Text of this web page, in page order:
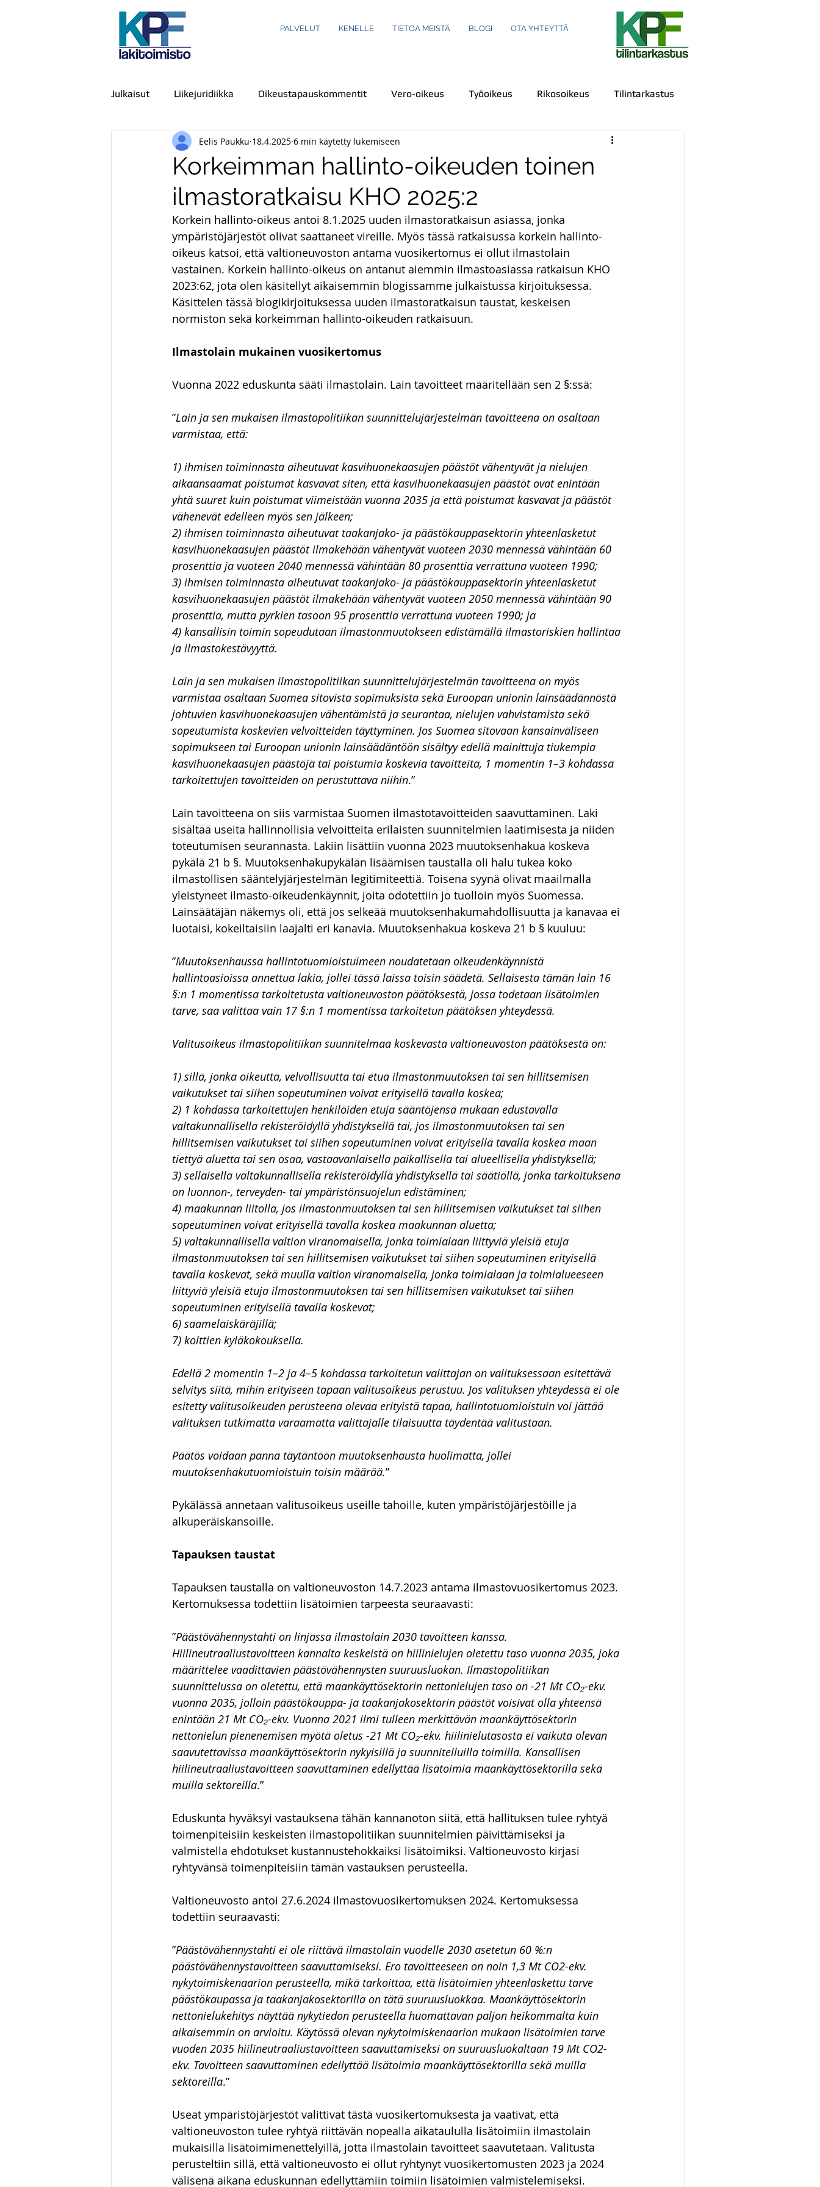
PALVELUT KENELLE TIETOA MEISTÄ BLOGI OTA YHTEYTTÄ
Julkaisut Liikejuridiikka Oikeustapauskommentit Vero-oikeus Työoikeus Rikosoikeus Tilintarkastus
Julkiset hankinnat IT-oikeus Turva-ala Ympäristöoikeus
Kamppailu, väkivalta ja voimakeinot Perheoikeus Teemakirjoituksia
Viestintä Urheiluoikeus Rikoslaki Kuluttajaoikeus Uutiset Uutiskatsaus IPR
Luonnonvaraoikeus Hallinto-oikeus Talousoikeus vakuustakavarikko Asunnot ja kiinteistöt
Korkeimman hallinto-oikeuden toinen
ilmastoratkaisu KHO 2025:2
Eelis Paukku 18.4.2025 6 min käytetty lukemiseen
Korkein hallinto-oikeus antoi 8.1.2025 uuden ilmastoratkaisun asiassa, jonka
ympäristöjärjestöt olivat saattaneet vireille. Myös tässä ratkaisussa korkein hallinto-
oikeus katsoi, että valtioneuvoston antama vuosikertomus ei ollut ilmastolain
vastainen. Korkein hallinto-oikeus on antanut aiemmin ilmastoasiassa ratkaisun KHO
2023:62, jota olen käsitellyt aikaisemmin blogissamme julkaistussa kirjoituksessa.
Käsittelen tässä blogikirjoituksessa uuden ilmastoratkaisun taustat, keskeisen
normiston sekä korkeimman hallinto-oikeuden ratkaisuun.
Ilmastolain mukainen vuosikertomus
Vuonna 2022 eduskunta sääti ilmastolain. Lain tavoitteet määritellään sen 2 §:ssä:
”Lain ja sen mukaisen ilmastopolitiikan suunnittelujärjestelmän tavoitteena on osaltaan
varmistaa, että:
1) ihmisen toiminnasta aiheutuvat kasvihuonekaasujen päästöt vähentyvät ja nielujen
aikaansaamat poistumat kasvavat siten, että kasvihuonekaasujen päästöt ovat enintään
yhtä suuret kuin poistumat viimeistään vuonna 2035 ja että poistumat kasvavat ja päästöt
vähenevät edelleen myös sen jälkeen;
2) ihmisen toiminnasta aiheutuvat taakanjako- ja päästökauppasektorin yhteenlasketut
kasvihuonekaasujen päästöt ilmakehään vähentyvät vuoteen 2030 mennessä vähintään 60
prosenttia ja vuoteen 2040 mennessä vähintään 80 prosenttia verrattuna vuoteen 1990;
3) ihmisen toiminnasta aiheutuvat taakanjako- ja päästökauppasektorin yhteenlasketut
kasvihuonekaasujen päästöt ilmakehään vähentyvät vuoteen 2050 mennessä vähintään 90
prosenttia, mutta pyrkien tasoon 95 prosenttia verrattuna vuoteen 1990; ja
4) kansallisin toimin sopeudutaan ilmastonmuutokseen edistämällä ilmastoriskien hallintaa
ja ilmastokestävyyttä.
Lain ja sen mukaisen ilmastopolitiikan suunnittelujärjestelmän tavoitteena on myös
varmistaa osaltaan Suomea sitovista sopimuksista sekä Euroopan unionin lainsäädännöstä
johtuvien kasvihuonekaasujen vähentämistä ja seurantaa, nielujen vahvistamista sekä
sopeutumista koskevien velvoitteiden täyttyminen. Jos Suomea sitovaan kansainväliseen
sopimukseen tai Euroopan unionin lainsäädäntöön sisältyy edellä mainittuja tiukempia
kasvihuonekaasujen päästöjä tai poistumia koskevia tavoitteita, 1 momentin 1–3 kohdassa
tarkoitettujen tavoitteiden on perustuttava niihin.”
Lain tavoitteena on siis varmistaa Suomen ilmastotavoitteiden saavuttaminen. Laki
sisältää useita hallinnollisia velvoitteita erilaisten suunnitelmien laatimisesta ja niiden
toteutumisen seurannasta. Lakiin lisättiin vuonna 2023 muutoksenhakua koskeva
pykälä 21 b §. Muutoksenhakupykälän lisäämisen taustalla oli halu tukea koko
ilmastollisen sääntelyjärjestelmän legitimiteettiä. Toisena syynä olivat maailmalla
yleistyneet ilmasto-oikeudenkäynnit, joita odotettiin jo tuolloin myös Suomessa.
Lainsäätäjän näkemys oli, että jos selkeää muutoksenhakumahdollisuutta ja kanavaa ei
luotaisi, kokeiltaisiin laajalti eri kanavia. Muutoksenhakua koskeva 21 b § kuuluu:
”Muutoksenhaussa hallintotuomioistuimeen noudatetaan oikeudenkäynnistä
hallintoasioissa annettua lakia, jollei tässä laissa toisin säädetä. Sellaisesta tämän lain 16
§:n 1 momentissa tarkoitetusta valtioneuvoston päätöksestä, jossa todetaan lisätoimien
tarve, saa valittaa vain 17 §:n 1 momentissa tarkoitetun päätöksen yhteydessä.
Valitusoikeus ilmastopolitiikan suunnitelmaa koskevasta valtioneuvoston päätöksestä on:
1) sillä, jonka oikeutta, velvollisuutta tai etua ilmastonmuutoksen tai sen hillitsemisen
vaikutukset tai siihen sopeutuminen voivat erityisellä tavalla koskea;
2) 1 kohdassa tarkoitettujen henkilöiden etuja sääntöjensä mukaan edustavalla
valtakunnallisella rekisteröidyllä yhdistyksellä tai, jos ilmastonmuutoksen tai sen
hillitsemisen vaikutukset tai siihen sopeutuminen voivat erityisellä tavalla koskea maan
tiettyä aluetta tai sen osaa, vastaavanlaisella paikallisella tai alueellisella yhdistyksellä;
3) sellaisella valtakunnallisella rekisteröidyllä yhdistyksellä tai säätiöllä, jonka tarkoituksena
on luonnon-, terveyden- tai ympäristönsuojelun edistäminen;
4) maakunnan liitolla, jos ilmastonmuutoksen tai sen hillitsemisen vaikutukset tai siihen
sopeutuminen voivat erityisellä tavalla koskea maakunnan aluetta;
5) valtakunnallisella valtion viranomaisella, jonka toimialaan liittyviä yleisiä etuja
ilmastonmuutoksen tai sen hillitsemisen vaikutukset tai siihen sopeutuminen erityisellä
tavalla koskevat, sekä muulla valtion viranomaisella, jonka toimialaan ja toimialueeseen
liittyviä yleisiä etuja ilmastonmuutoksen tai sen hillitsemisen vaikutukset tai siihen
sopeutuminen erityisellä tavalla koskevat;
6) saamelaiskäräjillä;
7) kolttien kyläkokouksella.
Edellä 2 momentin 1–2 ja 4–5 kohdassa tarkoitetun valittajan on valituksessaan esitettävä
selvitys siitä, mihin erityiseen tapaan valitusoikeus perustuu. Jos valituksen yhteydessä ei ole
esitetty valitusoikeuden perusteena olevaa erityistä tapaa, hallintotuomioistuin voi jättää
valituksen tutkimatta varaamatta valittajalle tilaisuutta täydentää valitustaan.
Päätös voidaan panna täytäntöön muutoksenhausta huolimatta, jollei
muutoksenhakutuomioistuin toisin määrää.”
Pykälässä annetaan valitusoikeus useille tahoille, kuten ympäristöjärjestöille ja
alkuperäiskansoille.
Tapauksen taustat
Tapauksen taustalla on valtioneuvoston 14.7.2023 antama ilmastovuosikertomus 2023.
Kertomuksessa todettiin lisätoimien tarpeesta seuraavasti:
”Päästövähennystahti on linjassa ilmastolain 2030 tavoitteen kanssa.
Hiilineutraaliustavoitteen kannalta keskeistä on hiilinielujen oletettu taso vuonna 2035, joka
määrittelee vaadittavien päästövähennysten suuruusluokan. Ilmastopolitiikan
suunnittelussa on oletettu, että maankäyttösektorin nettonielujen taso on -21 Mt CO₂-ekv.
vuonna 2035, jolloin päästökauppa- ja taakanjakosektorin päästöt voisivat olla yhteensä
enintään 21 Mt CO₂-ekv. Vuonna 2021 ilmi tulleen merkittävän maankäyttösektorin
nettonielun pienenemisen myötä oletus -21 Mt CO₂-ekv. hiilinielutasosta ei vaikuta olevan
saavutettavissa maankäyttösektorin nykyisillä ja suunnitelluilla toimilla. Kansallisen
hiilineutraaliustavoitteen saavuttaminen edellyttää lisätoimia maankäyttösektorilla sekä
muilla sektoreilla.”
Eduskunta hyväksyi vastauksena tähän kannanoton siitä, että hallituksen tulee ryhtyä
toimenpiteisiin keskeisten ilmastopolitiikan suunnitelmien päivittämiseksi ja
valmistella ehdotukset kustannustehokkaiksi lisätoimiksi. Valtioneuvosto kirjasi
ryhtyvänsä toimenpiteisiin tämän vastauksen perusteella.
Valtioneuvosto antoi 27.6.2024 ilmastovuosikertomuksen 2024. Kertomuksessa
todettiin seuraavasti:
”Päästövähennystahti ei ole riittävä ilmastolain vuodelle 2030 asetetun 60 %:n
päästövähennystavoitteen saavuttamiseksi. Ero tavoitteeseen on noin 1,3 Mt CO2-ekv.
nykytoimiskenaarion perusteella, mikä tarkoittaa, että lisätoimien yhteenlaskettu tarve
päästökaupassa ja taakanjakosektorilla on tätä suuruusluokkaa. Maankäyttösektorin
nettonielukehitys näyttää nykytiedon perusteella huomattavan paljon heikommalta kuin
aikaisemmin on arvioitu. Käytössä olevan nykytoimiskenaarion mukaan lisätoimien tarve
vuoden 2035 hiilineutraaliustavoitteen saavuttamiseksi on suuruusluokaltaan 19 Mt CO2-
ekv. Tavoitteen saavuttaminen edellyttää lisätoimia maankäyttösektorilla sekä muilla
sektoreilla.”
Useat ympäristöjärjestöt valittivat tästä vuosikertomuksesta ja vaativat, että
valtioneuvoston tulee ryhtyä riittävän nopealla aikataululla lisätoimiin ilmastolain
mukaisilla lisätoimimenettelyillä, jotta ilmastolain tavoitteet saavutetaan. Valitusta
perusteltiin sillä, että valtioneuvosto ei ollut ryhtynyt vuosikertomusten 2023 ja 2024
välisenä aikana eduskunnan edellyttämiin toimiin lisätoimien valmistelemiseksi.